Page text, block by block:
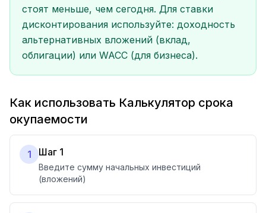
стоят меньше, чем сегодня. Для ставки
дисконтирования используйте: доходность
альтернативных вложений (вклад,
облигации) или WACC (для бизнеса).
Как использовать Калькулятор срока
окупаемости
1 Шаг 1
Введите сумму начальных инвестиций
(вложений)